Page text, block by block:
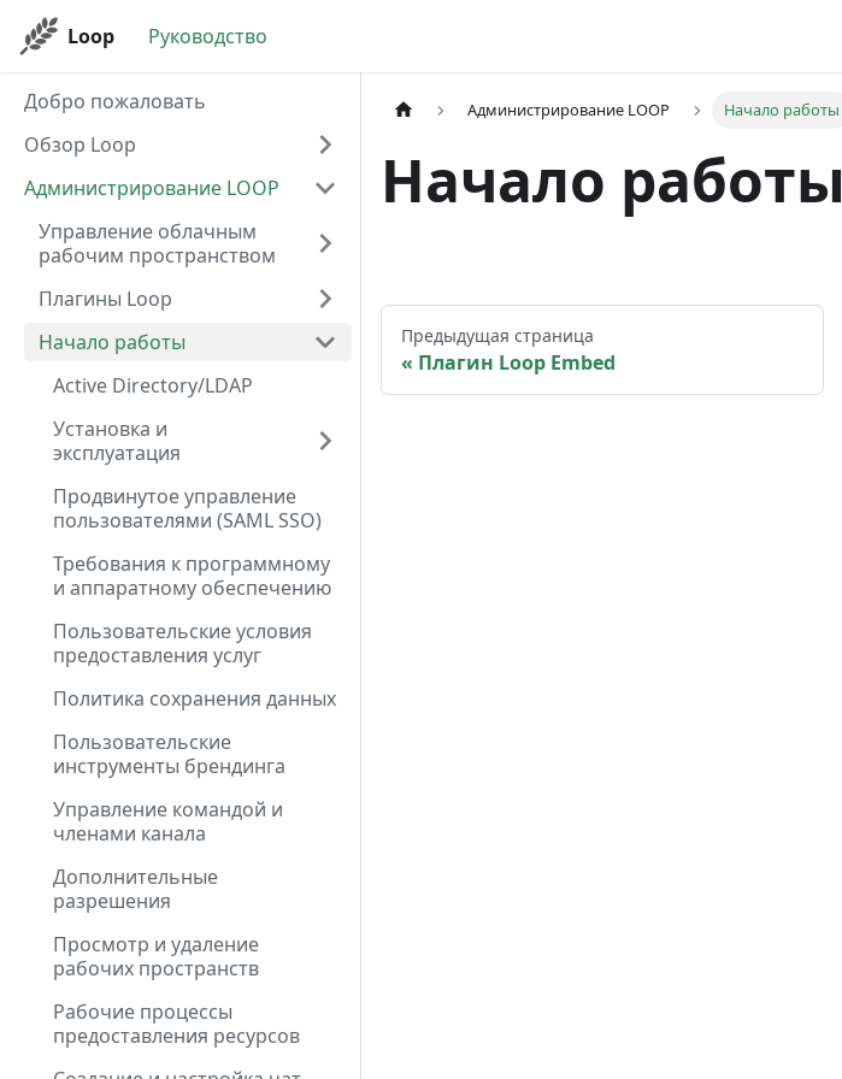
Loop Руководство
Добро пожаловать
Обзор Loop
Администрирование LOOP
Управление облачным
рабочим пространством
Плагины Loop
Начало работы
Active Directory/LDAP
Установка и
эксплуатация
Продвинутое управление
пользователями (SAML SSO)
Требования к программному
и аппаратному обеспечению
Пользовательские условия
предоставления услуг
Политика сохранения данных
Пользовательские
инструменты брендинга
Управление командой и
членами канала
Дополнительные
разрешения
Просмотр и удаление
рабочих пространств
Рабочие процессы
предоставления ресурсов
Администрирование LOOP Начало работы
Начало работы
Предыдущая страница
Плагин Loop Embed